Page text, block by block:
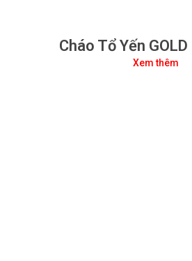
Cháo Tổ Yến GOLD
Xem thêm